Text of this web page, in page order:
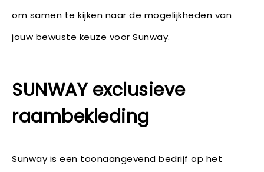
om samen te kijken naar de mogelijkheden van
jouw bewuste keuze voor Sunway.
SUNWAY exclusieve
raambekleding
Sunway is een toonaangevend bedrijf op het